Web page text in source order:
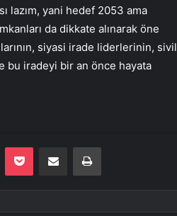
lazım, yani hedef 2053 ama
da dikkate alınarak öne
siyasi irade liderlerinin, sivil
bu iradeyi bir an önce hayata
Pocket E-Posta ile paylaş Yazdır